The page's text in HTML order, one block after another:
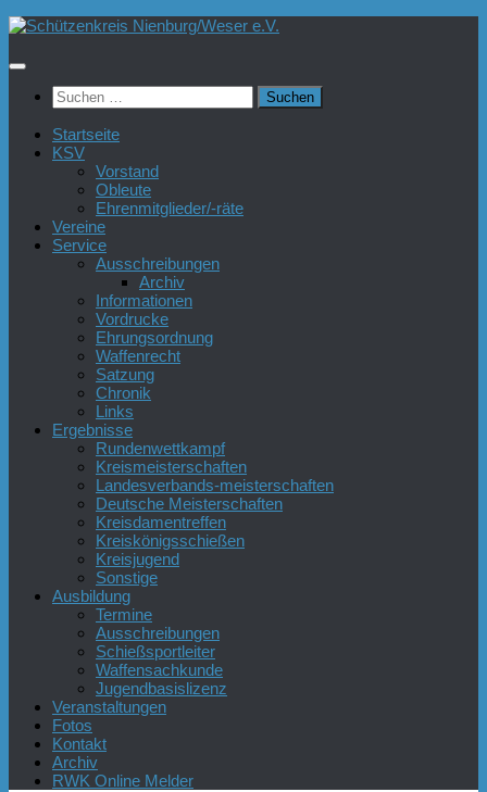
Zum
springen
Suchen
nach:
Startseite
KSV
Vorstand
Obleute
Ehrenmitglieder/-räte
Vereine
Service
Ausschreibungen
Archiv
Informationen
Vordrucke
Ehrungsordnung
Waffenrecht
Satzung
Chronik
Links
Ergebnisse
Rundenwettkampf
Kreismeisterschaften
Landesverbands-meisterschaften
Deutsche Meisterschaften
Kreisdamentreffen
Kreiskönigsschießen
Kreisjugend
Sonstige
Ausbildung
Termine
Ausschreibungen
Schießsportleiter
Waffensachkunde
Jugendbasislizenz
Veranstaltungen
Fotos
Kontakt
Archiv
RWK Online Melder